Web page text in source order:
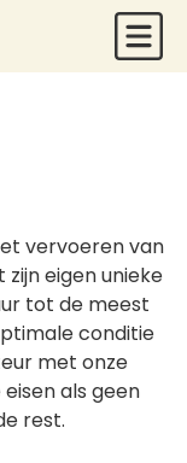
vervoeren van
eigen unieke
tot de meest
conditie
met onze
als geen
rest.